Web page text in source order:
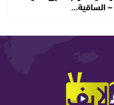
الساقية…